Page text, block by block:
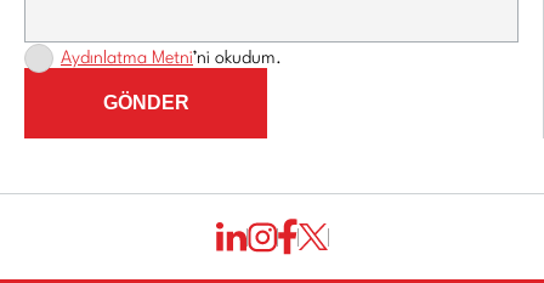
Aydınlatma Metni’ni okudum.
GÖNDER